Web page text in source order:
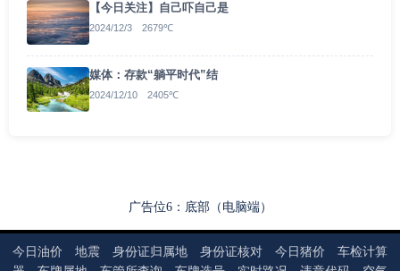
【今日关注】自己吓自己是
2024/12/3 2679℃
媒体：存款“躺平时代”结
2024/12/10 2405℃
广告位6：底部（电脑端）
今日油价 地震 身份证归属地 身份证核对 今日猪价
车检计算